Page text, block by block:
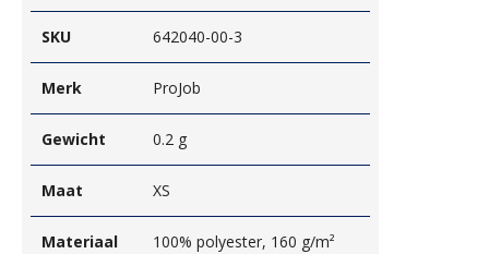
SKU 642040-00-3
Merk ProJob
Gewicht 0.2 g
Maat XS
Materiaal 100% polyester, 160 g/m²